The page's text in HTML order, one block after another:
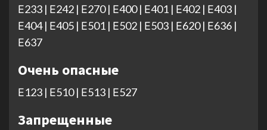
Е233 | Е242 | Е270 | Е400 | Е401 | Е402 | Е403 |
Е404 | Е405 | Е501 | Е502 | Е503 | Е620 | Е636 |
Е637
Очень опасные
Е123 | Е510 | Е513 | Е527
Запрещенные